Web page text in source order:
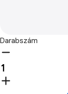
Darabszám